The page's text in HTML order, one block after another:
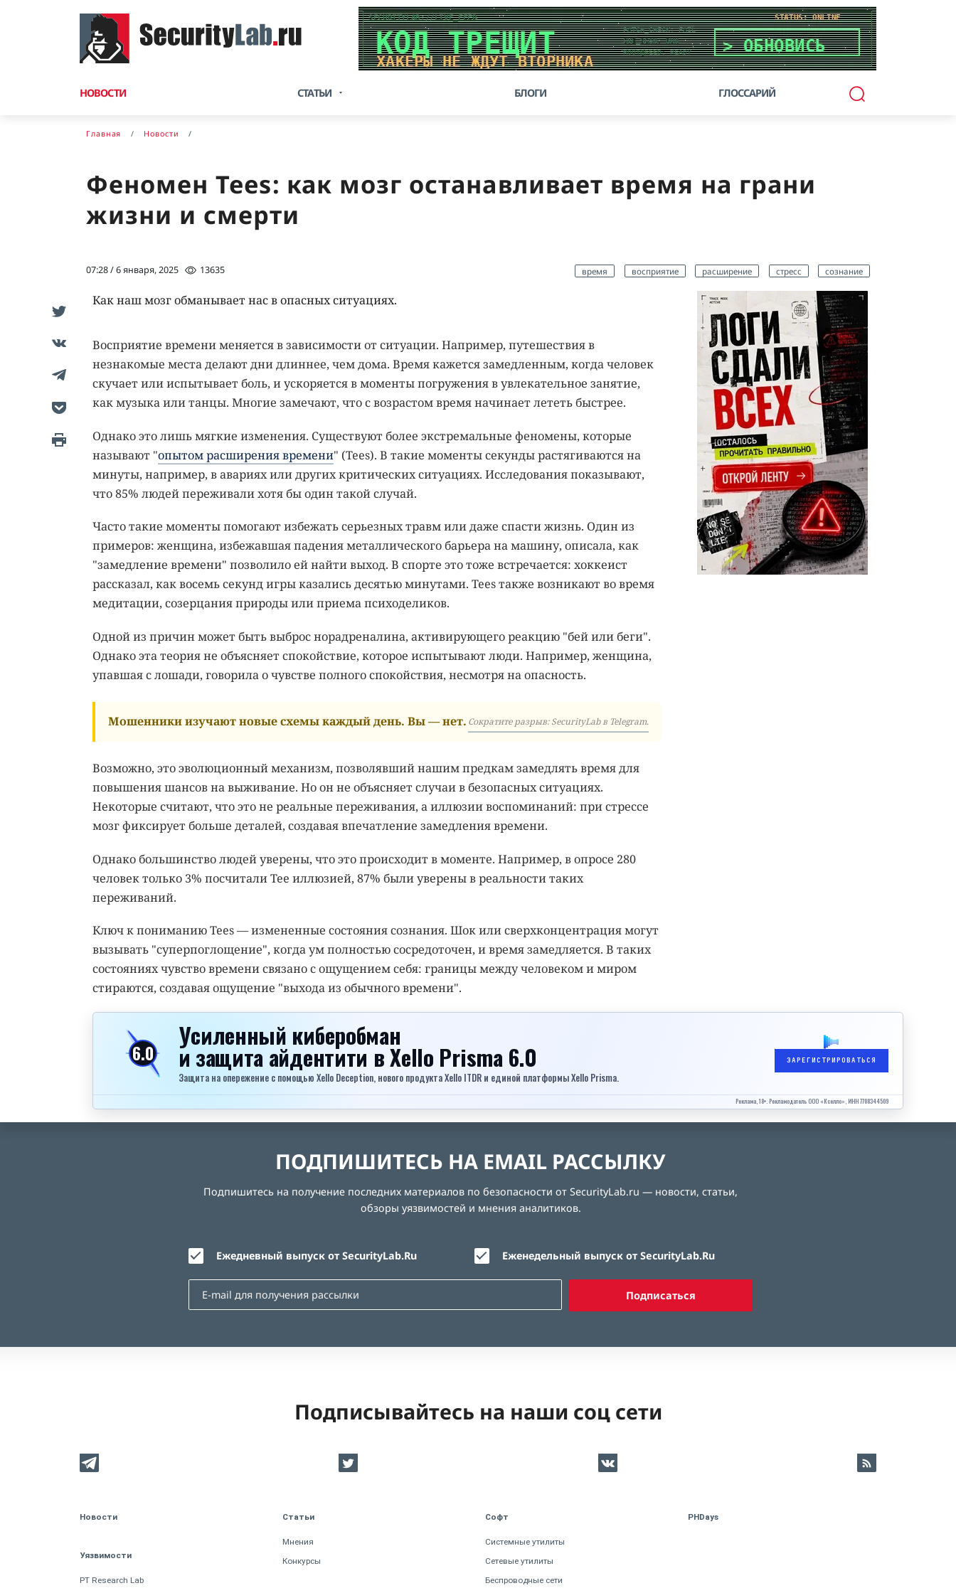
НОВОСТИ СТАТЬИ БЛОГИ ГЛОССАРИЙ
Главная Новости
Феномен Tees: как мозг останавливает время на грани
жизни и смерти
07:28 / 6 января, 2025 13635 время восприятие расширение стресс сознание
Как наш мозг обманывает нас в опасных ситуациях.
Восприятие времени меняется в зависимости от ситуации. Например, путешествия в
незнакомые места делают дни длиннее, чем дома. Время кажется замедленным, когда человек
скучает или испытывает боль, и ускоряется в моменты погружения в увлекательное занятие,
как музыка или танцы. Многие замечают, что с возрастом время начинает лететь быстрее.
Однако это лишь мягкие изменения. Существуют более экстремальные феномены, которые
называют "опытом расширения времени" (Tees). В такие моменты секунды растягиваются на
минуты, например, в авариях или других критических ситуациях. Исследования показывают,
что 85% людей переживали хотя бы один такой случай.
Часто такие моменты помогают избежать серьезных травм или даже спасти жизнь. Один из
примеров: женщина, избежавшая падения металлического барьера на машину, описала, как
"замедление времени" позволило ей найти выход. В спорте это тоже встречается: хоккеист
рассказал, как восемь секунд игры казались десятью минутами. Tees также возникают во время
медитации, созерцания природы или приема психоделиков.
Одной из причин может быть выброс норадреналина, активирующего реакцию "бей или беги".
Однако эта теория не объясняет спокойствие, которое испытывают люди. Например, женщина,
упавшая с лошади, говорила о чувстве полного спокойствия, несмотря на опасность.
Мошенники изучают новые схемы каждый день. Вы — нет. Сократите разрыв: SecurityLab в Telegram.
Возможно, это эволюционный механизм, позволявший нашим предкам замедлять время для
повышения шансов на выживание. Но он не объясняет случаи в безопасных ситуациях.
Некоторые считают, что это не реальные переживания, а иллюзии воспоминаний: при стрессе
мозг фиксирует больше деталей, создавая впечатление замедления времени.
Однако большинство людей уверены, что это происходит в моменте. Например, в опросе 280
человек только 3% посчитали Tee иллюзией, 87% были уверены в реальности таких
переживаний.
Ключ к пониманию Tees — измененные состояния сознания. Шок или сверхконцентрация могут
вызывать "суперпоглощение", когда ум полностью сосредоточен, и время замедляется. В таких
состояниях чувство времени связано с ощущением себя: границы между человеком и миром
стираются, создавая ощущение "выхода из обычного времени".
6.0
Усиленный киберобман
и защита айдентити в Xello Prisma 6.0
Защита на опережение с помощью Xello Deception, нового продукта Xello ITDR и единой платформы Xello Prisma.
ЗАРЕГИСТРИРОВАТЬСЯ
Реклама, 18+. Рекламодатель ООО «Кселло», ИНН 7708344509
ПОДПИШИТЕСЬ НА EMAIL РАССЫЛКУ
Подпишитесь на получение последних материалов по безопасности от SecurityLab.ru — новости, статьи,
обзоры уязвимостей и мнения аналитиков.
Ежедневный выпуск от SecurityLab.Ru Еженедельный выпуск от SecurityLab.Ru
Подписаться
Подписывайтесь на наши соц сети
Новости
Уязвимости
PT Research Lab
Статьи
Мнения
Конкурсы
Софт
Системные утилиты
Сетевые утилиты
Беспроводные сети
PHDays